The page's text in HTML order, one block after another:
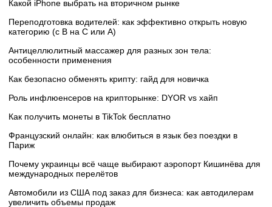
Какой iPhone выбрать на вторичном рынке
Переподготовка водителей: как эффективно открыть новую
категорию (с B на C или А)
Антицеллюлитный массажер для разных зон тела:
особенности применения
Как безопасно обменять крипту: гайд для новичка
Роль инфлюенсеров на крипторынке: DYOR vs хайп
Как получить монеты в TikTok бесплатно
Французский онлайн: как влюбиться в язык без поездки в
Париж
Почему украинцы всё чаще выбирают аэропорт Кишинёва для
международных перелётов
Автомобили из США под заказ для бизнеса: как автодилерам
увеличить объемы продаж